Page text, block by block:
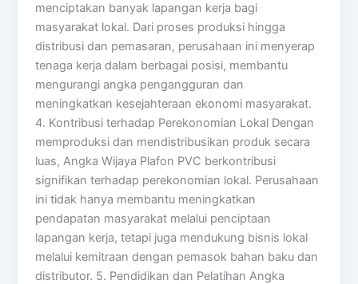
menciptakan banyak lapangan kerja bagi
masyarakat lokal. Dari proses produksi hingga
distribusi dan pemasaran, perusahaan ini menyerap
tenaga kerja dalam berbagai posisi, membantu
mengurangi angka pengangguran dan
meningkatkan kesejahteraan ekonomi masyarakat.
4. Kontribusi terhadap Perekonomian Lokal Dengan
memproduksi dan mendistribusikan produk secara
luas, Angka Wijaya Plafon PVC berkontribusi
signifikan terhadap perekonomian lokal. Perusahaan
ini tidak hanya membantu meningkatkan
pendapatan masyarakat melalui penciptaan
lapangan kerja, tetapi juga mendukung bisnis lokal
melalui kemitraan dengan pemasok bahan baku dan
distributor. 5. Pendidikan dan Pelatihan Angka